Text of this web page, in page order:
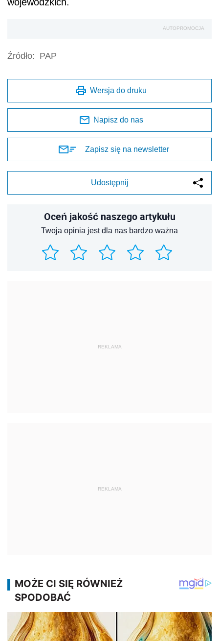
wojewódzkich.
AUTOPROMOCJA
Źródło: PAP
Wersja do druku
Napisz do nas
Zapisz się na newsletter
Udostępnij
Oceń jakość naszego artykułu
Twoja opinia jest dla nas bardzo ważna
REKLAMA
REKLAMA